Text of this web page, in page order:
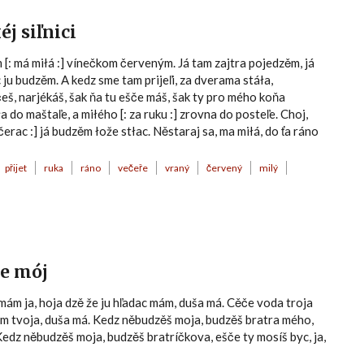
siľnici
má miłá :] vínečkom červeným. Já tam zajtra pojedzěm, já
budzěm. A kedz sme tam prijeľi, za dverama stáła,
narjékáš, šak ňa tu ešče máš, šak ty pro mého koňa
do maštaľe, a miłého [: za ruku :] zrovna do posteľe. Choj,
:] já budzěm łože stłac. Něstaraj sa, ma miłá, do ťa ráno
přijet ruka ráno večeře vraný červený milý
mój
ja, hoja dzě že ju hľadac mám, duša má. Cěče voda troja
tvoja, duša má. Kedz něbudzěš moja, budzěš bratra mého,
něbudzěš moja, budzěš bratríčkova, ešče ty mosíš byc, ja,